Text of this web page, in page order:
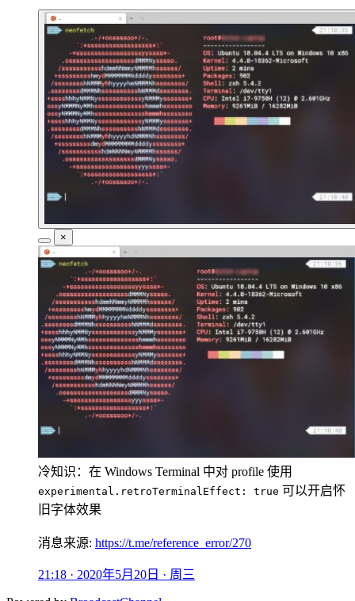
×
冷知识：在 Windows Terminal 中对 profile 使用
experimental.retroTerminalEffect: true 可以开启怀
旧字体效果
消息来源: https://t.me/reference_error/270
21:18 · 2020年5月20日 · 周三